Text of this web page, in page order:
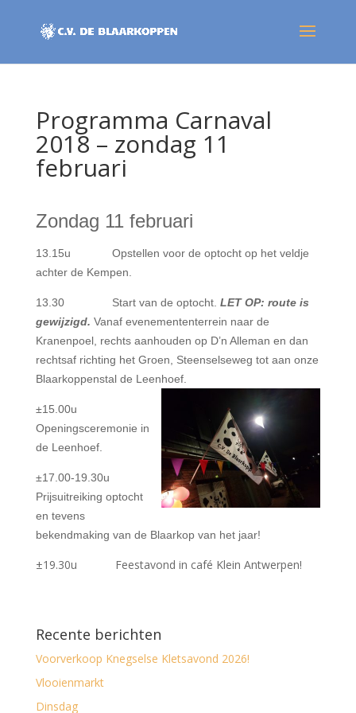
Programma Carnaval
2018 – zondag 11
februari
Zondag 11 februari
13.15u Opstellen voor de optocht op het veldje
achter de Kempen.
13.30 Start van de optocht. LET OP: route is
gewijzigd. Vanaf evenemententerrein naar de
Kranenpoel, rechts aanhouden op D’n Alleman en dan
rechtsaf richting het Groen, Steenselseweg tot aan onze
Blaarkoppenstal de Leenhoef.
±15.00u
Openingsceremonie in
de Leenhoef.
±17.00-19.30u
Prijsuitreiking optocht
en tevens
bekendmaking van de Blaarkop van het jaar!
±19.30u Feestavond in café Klein Antwerpen!
Recente berichten
Voorverkoop Knegselse Kletsavond 2026!
Vlooienmarkt
Dinsdag